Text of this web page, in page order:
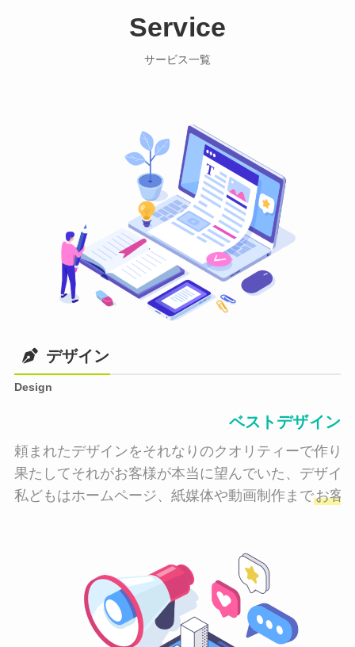
Service
サービス一覧
デザイン
Design
ベストデザイン
頼まれたデザインをそれなりのクオリティーで作り
果たしてそれがお客様が本当に望んでいた、デザイ
私どもはホームページ、紙媒体や動画制作までお客